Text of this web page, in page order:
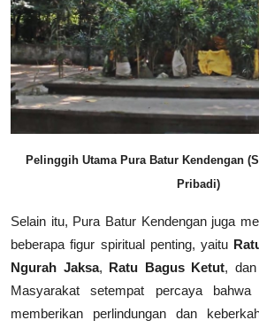
Pelinggih Utama Pura Batur Kendengan
Pribadi)
Selain itu, Pura Batur Kendengan juga
beberapa figur spiritual penting, yaitu
Ngurah Jaksa, Ratu Bagus Ketut, dan
Masyarakat setempat percaya bahwa
memberikan perlindungan dan